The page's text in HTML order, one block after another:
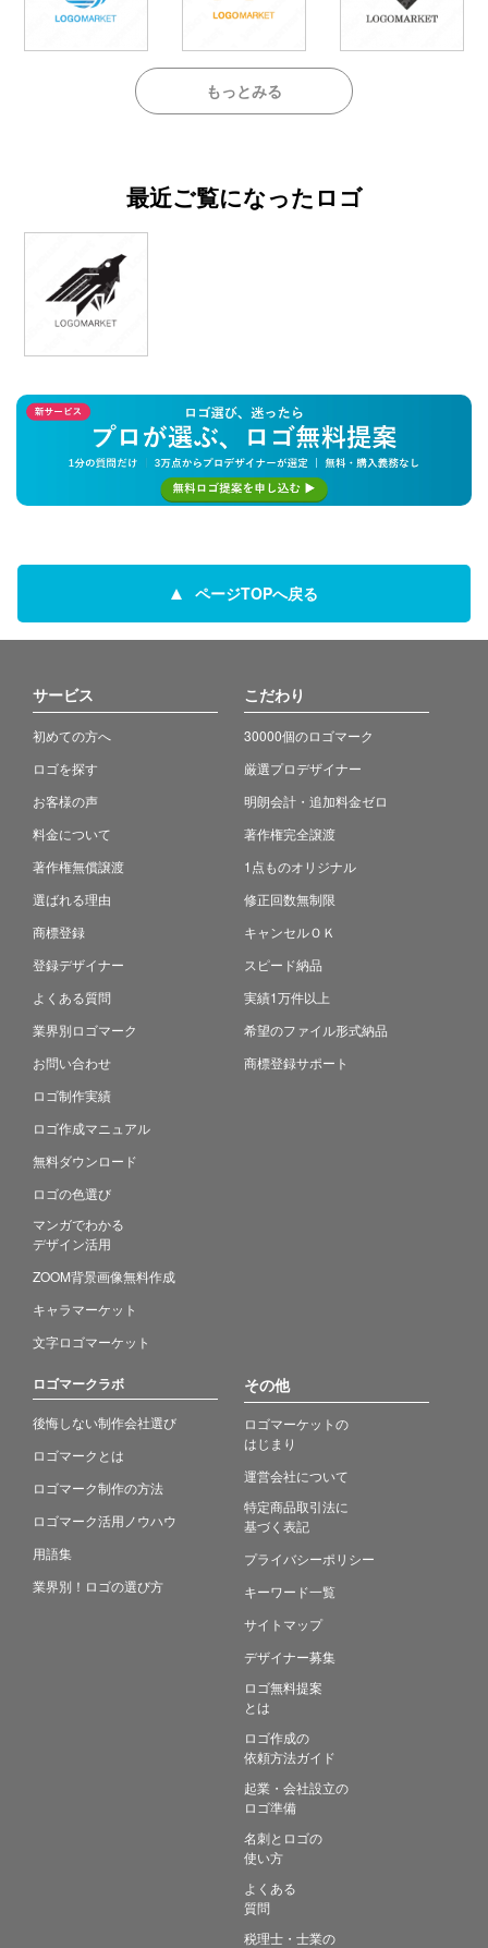
もっとみる
最近ご覧になったロゴ
ページTOPへ戻る
サービス
初めての方へ
ロゴを探す
お客様の声
料金について
著作権無償譲渡
選ばれる理由
商標登録
登録デザイナー
よくある質問
業界別ロゴマーク
お問い合わせ
ロゴ制作実績
ロゴ作成マニュアル
無料ダウンロード
ロゴの色選び
マンガでわかる
デザイン活用
ZOOM背景画像無料作成
キャラマーケット
文字ロゴマーケット
こだわり
30000個のロゴマーク
厳選プロデザイナー
明朗会計・追加料金ゼロ
著作権完全譲渡
1点ものオリジナル
修正回数無制限
キャンセルＯＫ
スピード納品
実績1万件以上
希望のファイル形式納品
商標登録サポート
ロゴマークラボ
後悔しない制作会社選び
ロゴマークとは
ロゴマーク制作の方法
ロゴマーク活用ノウハウ
用語集
業界別！ロゴの選び方
その他
ロゴマーケットの
はじまり
運営会社について
特定商品取引法に
基づく表記
プライバシーポリシー
キーワード一覧
サイトマップ
デザイナー募集
ロゴ無料提案
とは
ロゴ作成の
依頼方法ガイド
起業・会社設立の
ロゴ準備
名刺とロゴの
使い方
よくある
質問
税理士・士業の